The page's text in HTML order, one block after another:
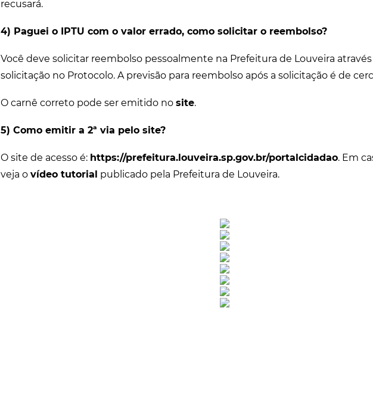
recusará.
4) Paguei o IPTU com o valor errado, como solicitar o reembolso?
Você deve solicitar reembolso pessoalmente na Prefeitura de Louveira
solicitação no Protocolo. A previsão para reembolso após a solicitação é de
O carnê correto pode ser emitido no site.
5) Como emitir a 2ª via pelo site?
O site de acesso é: https://prefeitura.louveira.sp.gov.br/portalcidadao. Em
veja o vídeo tutorial publicado pela Prefeitura de Louveira.